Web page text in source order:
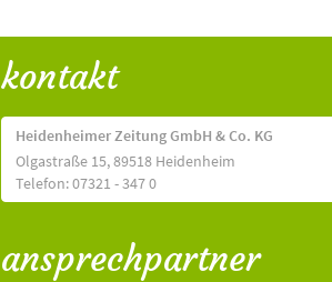
kontakt
Heidenheimer Zeitung GmbH & Co. KG
Olgastraße 15, 89518 Heidenheim
Telefon: 07321 - 347 0
ansprechpartner